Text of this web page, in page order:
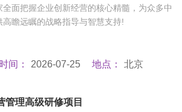
面把握企业创新经营的核心精髓，为众多中
高瞻远瞩的战略指导与智慧支持!
时间： 2026-07-25 地点： 北京
管理高级研修项目